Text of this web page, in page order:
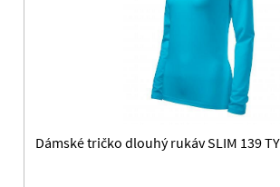
Dámské tričko dlouhý rukáv SLIM 139